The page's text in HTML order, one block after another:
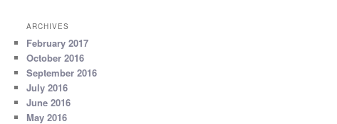
ARCHIVES
February 2017
October 2016
September 2016
July 2016
June 2016
May 2016